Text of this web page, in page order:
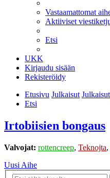
Vastaamattomat
Aktiiviset
Etsi
UKK
Kirjaudu sisään
Rekisteröidy
Etusivu Julkaisut
Etsi
Irtobiisien bongaus
Valvojat: rottencreep, Teknojta,
Uusi Aihe